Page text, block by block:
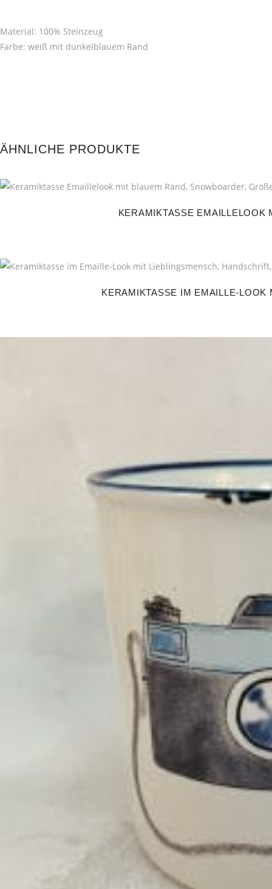
Material: 100% Steinzeug
Farbe: weiß mit dunkelblauem Rand
ÄHNLICHE PRODUKTE
KERAMIKTASSE EMAILLELOOK
KERAMIKTASSE IM EMAILLE-